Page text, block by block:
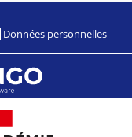
Données personnelles